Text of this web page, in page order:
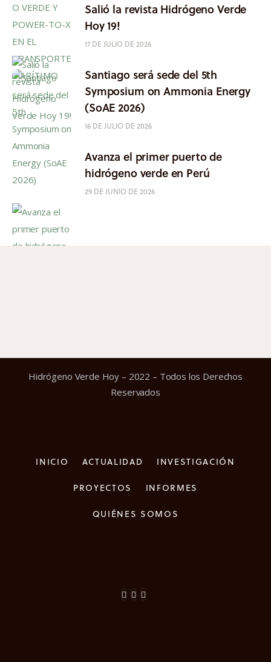
Salió la revista Hidrógeno Verde
Hoy 19!
17 DE JULIO DE 2026
Santiago será sede del 5th
Symposium on Ammonia Energy
(SoAE 2026)
16 DE JULIO DE 2026
Avanza el primer puerto de
hidrógeno verde en Perú
29 DE JUNIO DE 2026
Hidrógeno Verde Hoy – 2022 – Todos los Derechos
Reservados
INICIO ACTUALIDAD INVESTIGACIÓN
PROYECTOS INFORMES
QUIÉNES SOMOS